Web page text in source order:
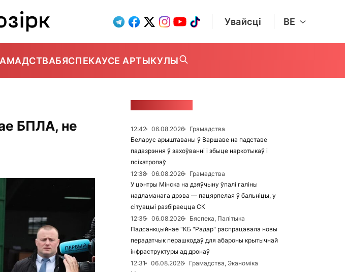
Увайсці BE
БЯСПЕКАУСЕ АРТЫКУЛЫ
БПЛА, не
12:42 06.08.2026
Грамадства
Беларус арыштаваны ў Варшаве на падставе
падазрэння ў захоўванні і збыце наркотыкаў і
псіхатропаў
12:38
06.08.2026
Грамадства
У цэнтры Мінска на дзяўчыну ўпалі галіны
надламанага дрэва — пацярпелая ў бальніцы, у
сітуацыі разбіраецца СК
12:35
06.08.2026
Бяспека, Палітыка
Падсанкцыйнае "КБ "Радар" распрацавала новы
перадатчык перашкодаў для абароны крытычнай
інфраструктуры ад дронаў
12:31
06.08.2026
Грамадства, Эканоміка